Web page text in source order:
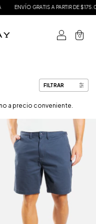
A PARTIR DE $175.000 HASTA 3
0
FILTRAR
a precio conveniente.